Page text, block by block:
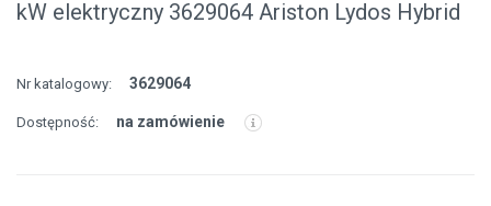
kW elektryczny 3629064 Ariston Lydos Hybrid
Nr katalogowy: 3629064
Dostępność: na zamówienie